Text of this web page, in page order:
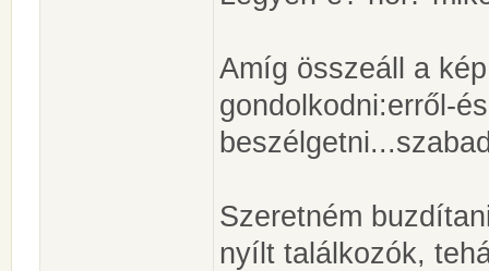
Amíg összeáll a
gondolkodni:erről-
Szeretném
nyílt találkozók,